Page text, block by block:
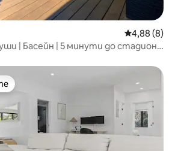
Средна
4,88 (8)
| Басейн | 5 минути до стадион